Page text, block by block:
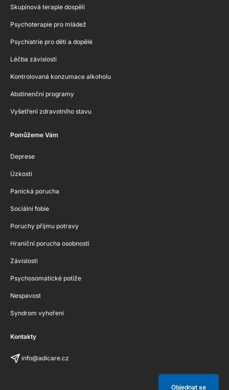
Skupinová terapie dospělí
Psychoterapie pro mládež
Psychiatrie pro děti a dopělé
Léčba závislosti
Kontrolovaná konzumace alkoholu
Abstinenční programy
Vyšetření zdravotního stavu
Pomůžeme Vám
Deprese
Úzkosti
Panická porucha
Sociální fobie
Poruchy příjmu potravy
Hraniční porucha osobnosti
Závislosti
Psychosomatické potíže
Nespavost
Syndrom vyhoření
Kontakty
info@adicare.cz
Objednat se